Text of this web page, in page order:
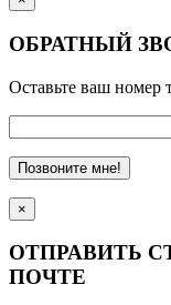
ОБРАТНЫЙ
Оставьте ваш номер
Позвоните мне!
×
ОТПРАВИТЬ
ПОЧТЕ